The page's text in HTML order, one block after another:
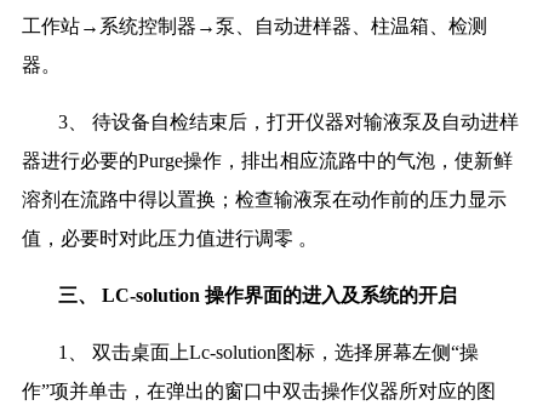
工作站→系统控制器→泵、自动进样器、柱温箱、检测
器。
3、 待设备自检结束后，打开仪器对输液泵及自动进样
器进行必要的Purge操作，排出相应流路中的气泡，使新鲜
溶剂在流路中得以置换；检查输液泵在动作前的压力显示
值，必要时对此压力值进行调零 。
三、 LC-solution 操作界面的进入及系统的开启
1、 双击桌面上Lc-solution图标，选择屏幕左侧“操
作”项并单击，在弹出的窗口中双击操作仪器所对应的图